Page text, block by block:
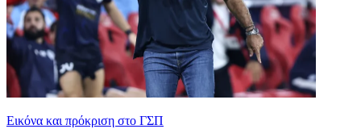
Εικόνα και πρόκριση στο ΓΣΠ